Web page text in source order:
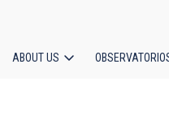
ABOUT US